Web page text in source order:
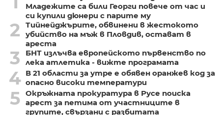
Младежите са били Георги повече от час и
си купили дюнери с парите му
2
Тийнейджърите, обвинени в жестокото
убийство на мъж в Пловдив, остават в
ареста
3
БНТ излъчва европейското първенство по
лека атлетика - вижте програмата
4 В 21 области за утре е обявен оранжев код за
опасно високи температури
5 Окръжната прокуратура в Русе поиска
арест за петима от участниците в
групите, свързани с разбитата